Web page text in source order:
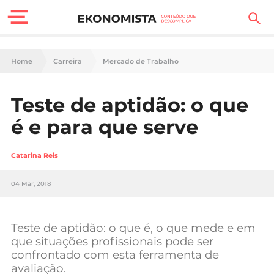
Finanças Pessoais
Carreira
Casa
Tecnologia
Negócios
Home Carreira Mercado de Trabalho
Teste de aptidão: o que
é e para que serve
Catarina Reis
04 Mar, 2018
Teste de aptidão: o que é, o que mede e em
que situações profissionais pode ser
confrontado com esta ferramenta de
avaliação.